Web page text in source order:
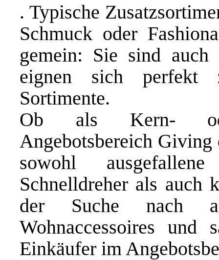
. Typische
Schmuck oder
gemein: Sie sind auch
eignen sich perfekt
Sortimente.
Ob als Kern-
Angebotsbereich Giving
sowohl
Schnelldreher als auch
der Suche nach
Wohnaccessoires und
Einkäufer im